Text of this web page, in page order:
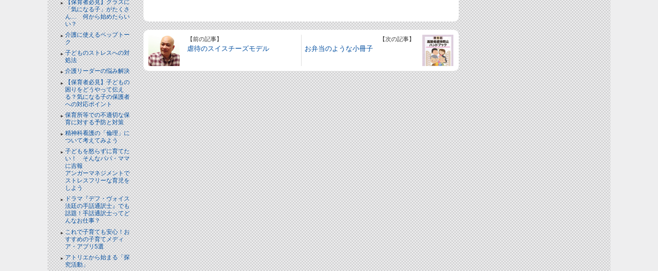
【保育者必見】クラスに
「気になる子」がたくさ
ん… 何から始めたらい
い？
介護に使えるペップトー
ク
子どものストレスへの対
処法
介護リーダーの悩み解決
【保育者必見】子どもの
困りをどうやって伝え
る？気になる子の保護者
への対応ポイント
保育所等での不適切な保
育に対する予防と対策
精神科看護の「倫理」に
ついて考えてみよう
子どもを怒らずに育てた
い！ そんなパパ・ママ
に吉報
アンガーマネジメントで
ストレスフリーな育児を
しよう
ドラマ『デフ・ヴォイス
法廷の手話通訳士』でも
話題！手話通訳士ってど
んなお仕事？
これで子育ても安心！お
すすめの子育てメディ
ア・アプリ5選
アトリエから始まる「探
究活動」
【前の記事】
虐待のスイスチーズモデル
【次の記事】
お弁当のような小冊子